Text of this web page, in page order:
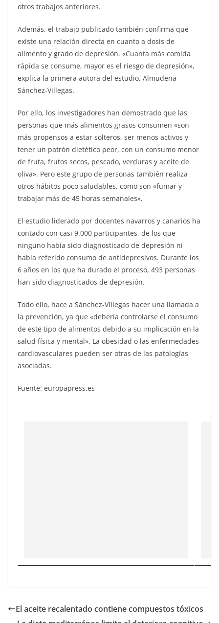
otros trabajos anteriores.
Además, el trabajo publicado también confirma que
existe una relación directa en cuanto a dosis de
alimento y grado de depresión. «Cuanta más comida
rápida se consume, mayor es el riesgo de depresión»,
explica la primera autora del estudio, Almudena
Sánchez-Villegas.
Por ello, los investigadores han demostrado que las
personas que más alimentos grasos consumen «son
más propensos a estar solteros, ser menos activos y
tener un patrón dietético peor, con un consumo menor
de fruta, frutos secos, pescado, verduras y aceite de
oliva». Pero este grupo de personas también realiza
otros hábitos poco saludables, como son «fumar y
trabajar más de 45 horas semanales».
El estudio liderado por docentes navarros y canarios ha
contado con casi 9.000 participantes, de los que
ninguno había sido diagnosticado de depresión ni
había referido consumo de antidepresivos. Durante los
6 años en los que ha durado el proceso, 493 personas
han sido diagnosticados de depresión.
Todo ello, hace a Sánchez-Villegas hacer una llamada a
la prevención, ya que «debería controlarse el consumo
de este tipo de alimentos debido a su implicación en la
salud física y mental». La obesidad o las enfermedades
cardiovasculares pueden ser otras de las patologías
asociadas.
Fuente: europapress.es
El aceite recalentado contiene compuestos tóxicos